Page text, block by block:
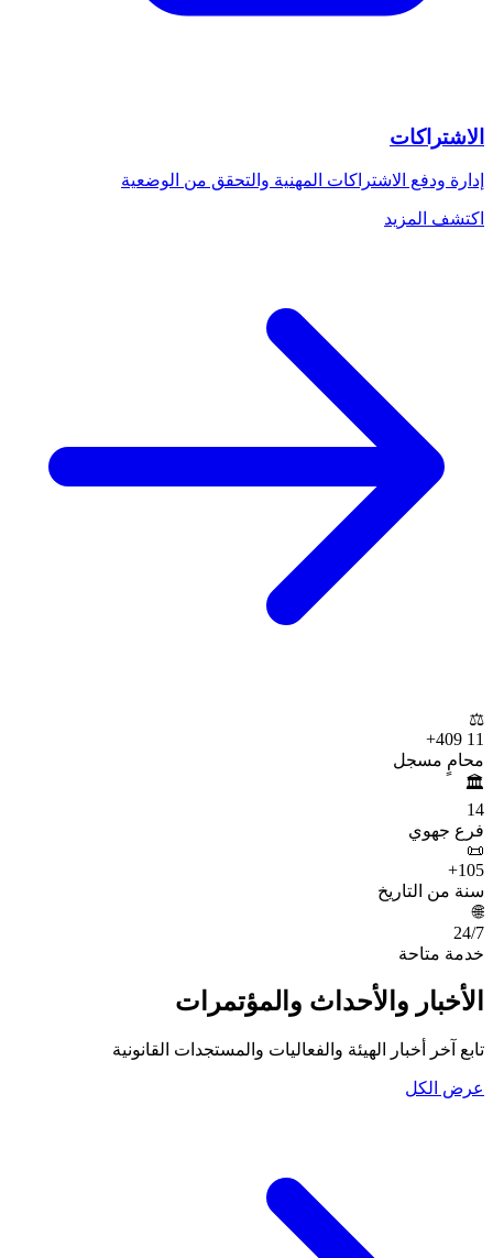
الاشتراكات
إدارة ودفع الاشتراكات المهنية والتحقق من الوضعية
اكتشف المزيد
⚖️
11 409
+
محامٍ مسجل
🏛️
14
فرع جهوي
📜
105
+
سنة من التاريخ
🌐
24/7
خدمة متاحة
الأخبار والأحداث والمؤتمرات
تابع آخر أخبار الهيئة والفعاليات والمستجدات القانونية
عرض الكل